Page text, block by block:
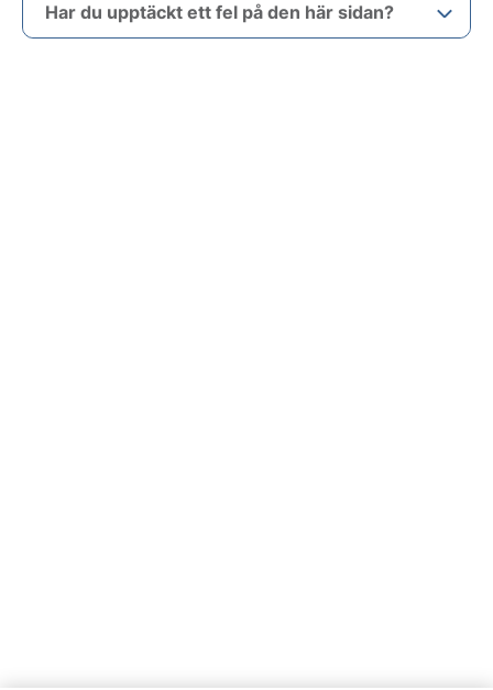
Har du upptäckt ett fel på den här sidan?